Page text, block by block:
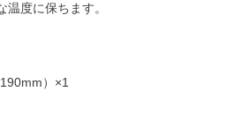
度に保ちます。
）×1